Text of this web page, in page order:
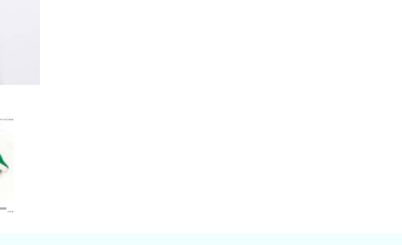
nano･universe ローカットスニーカー